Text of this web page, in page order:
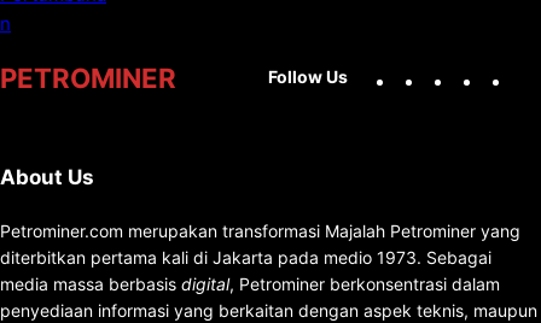
PETROMINER Follow Us
About Us
Petrominer.com merupakan transformasi Majalah Petrominer yang
diterbitkan pertama kali di Jakarta pada medio 1973. Sebagai
media massa berbasis digital, Petrominer berkonsentrasi dalam
penyediaan informasi yang berkaitan dengan aspek teknis, maupun